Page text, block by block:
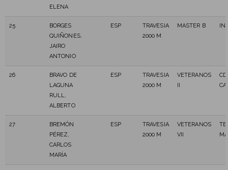
ELENA
25
BORGES
QUIÑONES,
JAIRO
ANTONIO
ESP
TRAVESIA
2000 M
MASTER B
26
BRAVO DE
LAGUNA
RULL,
ALBERTO
ESP
TRAVESIA
2000 M
VETERANOS
27
BREMÓN
PÉREZ,
CARLOS
MARÍA
ESP
TRAVESIA
2000 M
VETERANOS
VII